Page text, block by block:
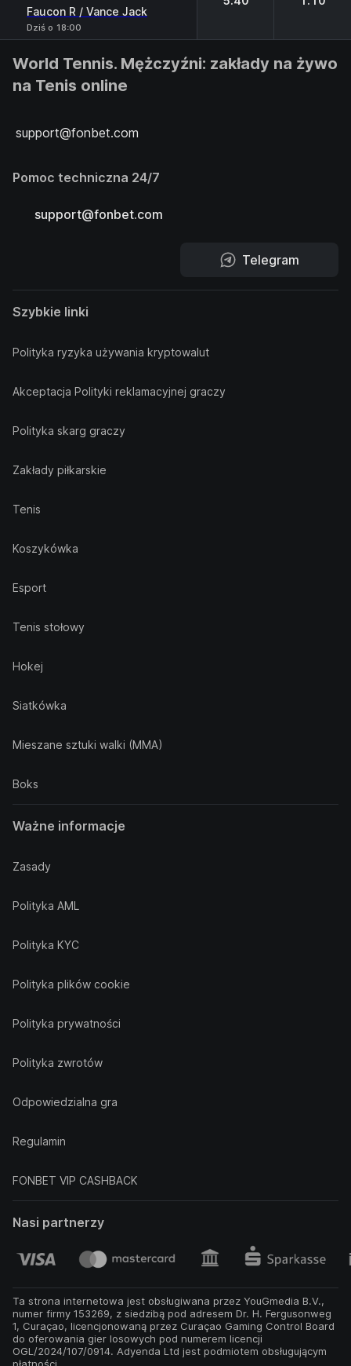
Faucon R / Vance Jack
Dziś o 18:00
World Tennis. Mężczyźni: zakłady na żywo
na Tenis online
support@fonbet.com
Pomoc techniczna 24/7
support@fonbet.com
Telegram
Szybkie linki
Polityka ryzyka używania kryptowalut
Akceptacja Polityki reklamacyjnej graczy
Polityka skarg graczy
Zakłady piłkarskie
Tenis
Koszykówka
Esport
Tenis stołowy
Hokej
Siatkówka
Mieszane sztuki walki (MMA)
Boks
Ważne informacje
Zasady
Polityka AML
Polityka KYC
Polityka plików cookie
Polityka prywatności
Polityka zwrotów
Odpowiedzialna gra
Regulamin
FONBET VIP CASHBACK
Nasi partnerzy
Ta strona internetowa jest obsługiwana przez YouGmedia B.V.,
numer firmy 153269, z siedzibą pod adresem Dr. H. Fergusonweg
1, Curaçao, licencjonowaną przez Curaçao Gaming Control Board
do oferowania gier losowych pod numerem licencji
OGL/2024/107/0914. Adyenda Ltd jest podmiotem obsługującym